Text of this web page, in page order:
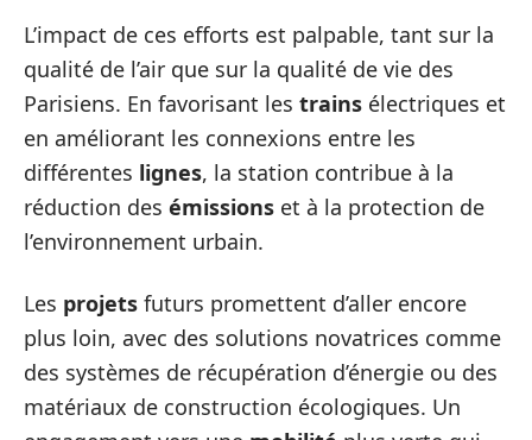
L’impact de ces efforts est palpable, tant sur la
qualité de l’air que sur la qualité de vie des
Parisiens. En favorisant les trains électriques et
en améliorant les connexions entre les
différentes lignes, la station contribue à la
réduction des émissions et à la protection de
l’environnement urbain.
Les projets futurs promettent d’aller encore
plus loin, avec des solutions novatrices comme
des systèmes de récupération d’énergie ou des
matériaux de construction écologiques. Un